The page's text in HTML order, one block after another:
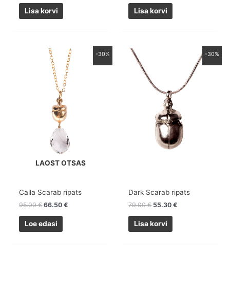
Lisa korvi Lisa korvi
-30%
LAOST OTSAS
Calla Scarab ripats
95.00€
Algne
hind
oli:
95.00 €.
66.50€
Praegune
hind
on:
Loe edasi
-30%
Dark Scarab ripats
79.00€ 55.30€
Praegune
55.30 €.
Lisa korvi